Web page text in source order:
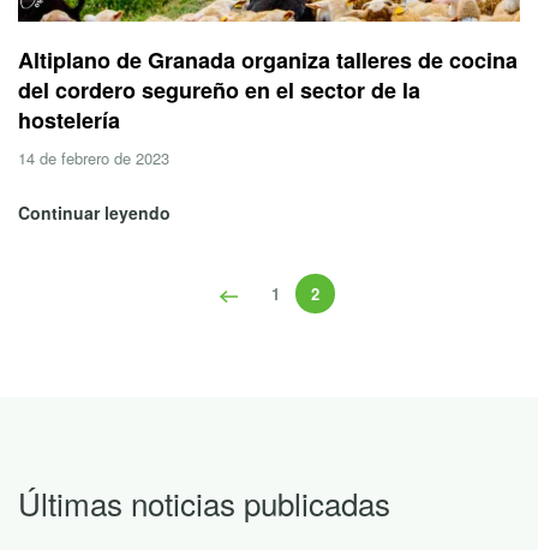
Altiplano de Granada organiza talleres de cocina
del cordero segureño en el sector de la
hostelería
14 de febrero de 2023
Continuar leyendo
1 2
Últimas noticias publicadas